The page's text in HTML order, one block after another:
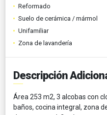
Reformado
Suelo de cerámica / mármol
Unifamiliar
Zona de lavandería
Descripción
Área 253 m2, 3 alcobas con
baños, cocina integral, zona